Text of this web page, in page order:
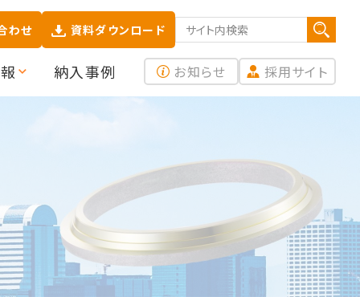
わせ 資料ダウンロード
納入事例 お知らせ 採用サイト